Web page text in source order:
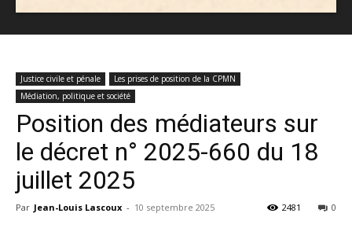
Justice civile et pénale
Les prises de position de la CPMN
Médiation, politique et société
Position des médiateurs sur
le décret n° 2025-660 du 18
juillet 2025
Par Jean-Louis Lascoux - 10 septembre 2025 0
2481